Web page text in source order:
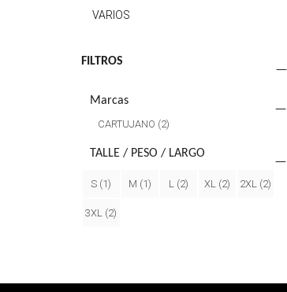
VARIOS
FILTROS
Marcas
CARTUJANO (2)
TALLE / PESO / LARGO
S (1) M (1) L (2) XL (2) 2XL (2)
3XL (2)